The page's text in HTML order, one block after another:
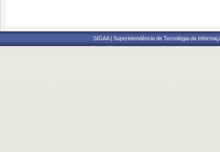
SIGAA | Superintendência de Tecnologia da